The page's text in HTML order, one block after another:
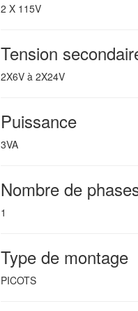
2 X 115V
Tension
2X6V à 2X24V
Puissance
3VA
Nombre de
1
Type de montage
PICOTS